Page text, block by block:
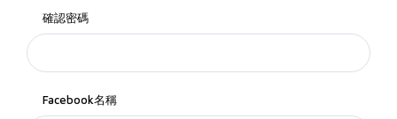
確認密碼
Facebook名稱